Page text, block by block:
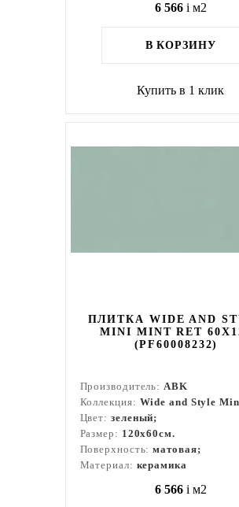
6 566 i м2
В КОРЗИНУ
Купить в 1 клик
ПЛИТКА WIDE AND
MINI MINT RET
(PF60008232)
Производитель:ABK
Коллекция: Wide and Style
Цвет: зеленый;
Размер: 120x60см.
Поверхность:матовая;
Материал: керамика
6 566 i м2